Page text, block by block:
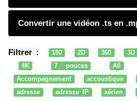
Convertir une vidéon .ts en
Filtrer : 180 2D 360 3D
4K
7 pouces A0
Accompagnement
accoustique
adresse
adresse IP aérien